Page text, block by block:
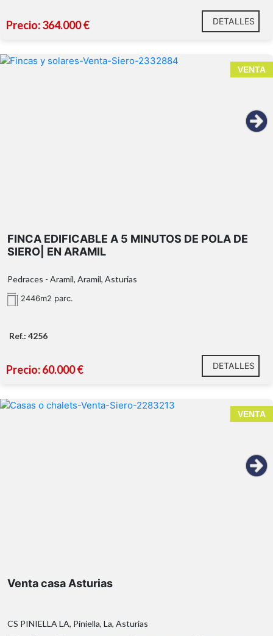
Precio: 364.000 € DETALLES
VENTA
construcción de una vivienda unifamiliar de hasta
construidos sobre rasante, distribuida en dos
posibilidad de aprovechamiento
Saneamiento a pie de finca
Excelente conexión con la autovía
Pola de Siero a menos de 5 minutos
Villaviciosa a aproximadamente 10 minutos
Magníficas vistas abiertas al paisaje asturiano
y cuenta con agua y suministro eléctrico en las
FINCA EDIFICABLE A 5 MINUTOS DE POLA DE
SIERO| EN ARAMIL
Pedraces - Aramil, Aramil, Asturias
2446m2 parc.
Ref.: 4256
Precio: 60.000 € DETALLES
VENTA
dos porches con orientación sur
Venta casa Asturias
CS PINIELLA LA, Piniella, La, Asturias